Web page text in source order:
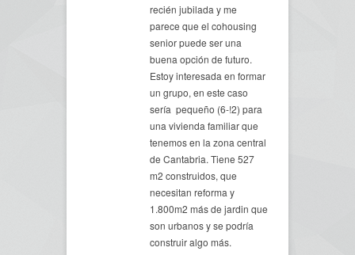
recién jubilada y me
parece que el cohousing
senior puede ser una
buena opción de futuro.
Estoy interesada en formar
un grupo, en este caso
sería pequeño (6-!2) para
una vivienda familiar que
tenemos en la zona central
de Cantabria. Tiene 527
m2 construidos, que
necesitan reforma y
1.800m2 más de jardin que
son urbanos y se podría
construir algo más.